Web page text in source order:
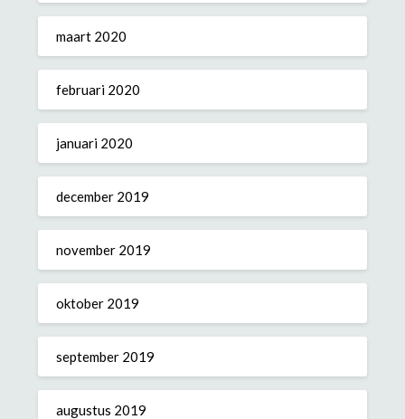
maart 2020
februari 2020
januari 2020
december 2019
november 2019
oktober 2019
september 2019
augustus 2019